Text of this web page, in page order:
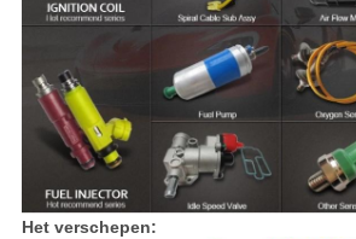
Het verschepen: